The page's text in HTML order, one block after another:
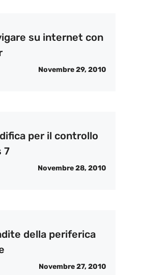
su internet con
Novembre 29, 2010
per il controllo
7
Novembre 28, 2010
della periferica
Novembre 27, 2010